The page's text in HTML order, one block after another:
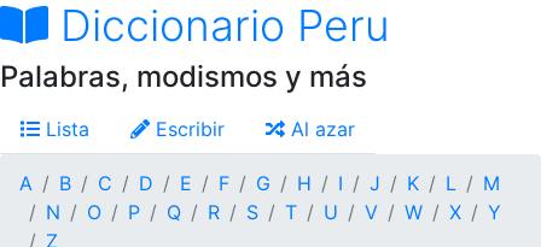
Diccionario Peru
Palabras, modismos y más
Lista Escribir Al azar
A B C D E F G H I J K L
M
N
O P Q R S T U V W X
Y
Z